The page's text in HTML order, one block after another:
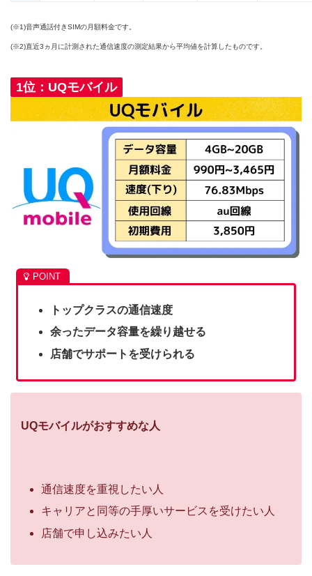
(※1)音声通話付きSIMの月額料金です。
(※2)直近3ヵ月に計測された通信速度の測定結果から平均値を計算したものです。
1位：UQモバイル
トップクラスの通信速度
余ったデータ容量を繰り越せる
店舗でサポートを受けられる
UQモバイルがおすすめな人
通信速度を重視したい人
キャリアと同等の手厚いサービスを受けたい人
店舗で申し込みたい人